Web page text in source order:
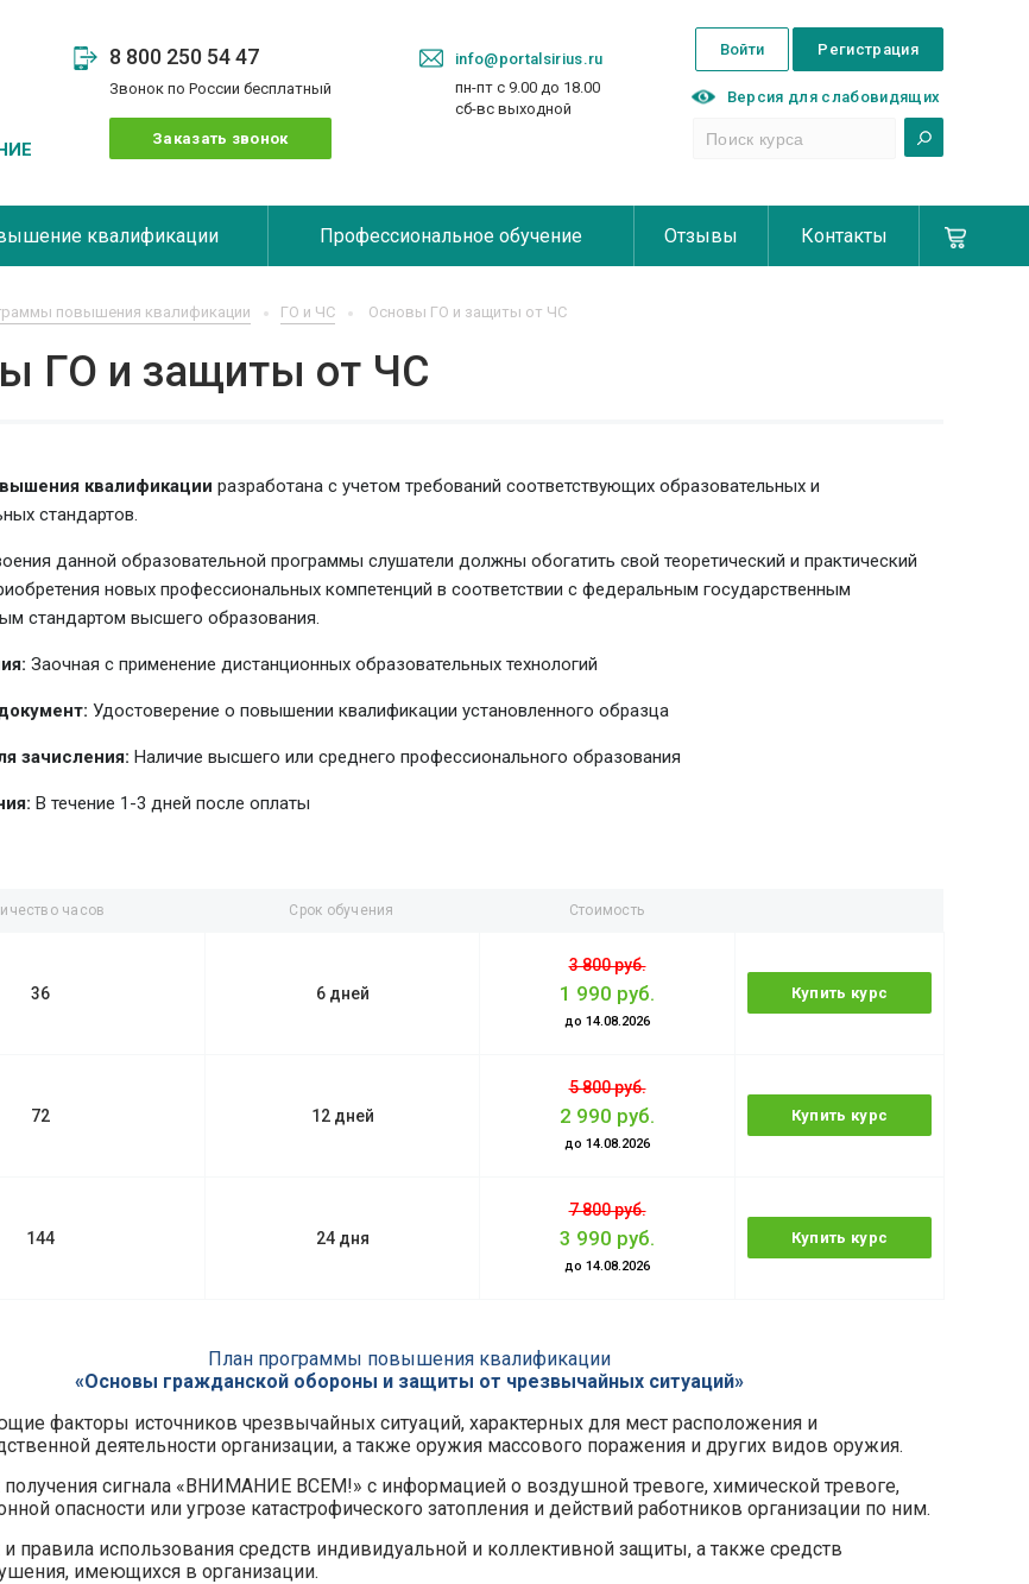
8 800 250 54 47
Звонок по России бесплатный
Заказать звонок
info@portalsirius.ru
пн-пт с 9.00 до 18.00
сб-вс выходной
Регистрация
Войти
Версия для слабовидящих
квалификации Профессиональное обучение Отзывы Контакты
повышения квалификации ГО и ЧС Основы ГО и защиты от ЧС
ГО и защиты от ЧС
квалификации разработана с учетом требований соответствующих образовательных и
стандартов.
данной образовательной программы слушатели должны обогатить свой теоретический и практический
новых профессиональных компетенций в соответствии с федеральным государственным
стандартом высшего образования.
Заочная с применение дистанционных образовательных технологий
Удостоверение о повышении квалификации установленного образца
зачисления: Наличие высшего или среднего профессионального образования
В течение 1-3 дней после оплаты
часов Срок обучения Стоимость
36 6 дней
3 800 руб.
1 990 руб.
до 14.08.2026
Купить курс
72 12 дней
5 800 руб.
2 990 руб.
до 14.08.2026
Купить курс
144 24 дня
7 800 руб.
3 990 руб.
до 14.08.2026
Купить курс
План программы повышения квалификации
«Основы гражданской обороны и защиты от чрезвычайных ситуаций»
факторы источников чрезвычайных ситуаций, характерных для мест расположения и
деятельности организации, а также оружия массового поражения и других видов оружия.
сигнала «ВНИМАНИЕ ВСЕМ!» с информацией о воздушной тревоге, химической тревоге,
опасности или угрозе катастрофического затопления и действий работников организации по ним.
правила использования средств индивидуальной и коллективной защиты, а также средств
имеющихся в организации.